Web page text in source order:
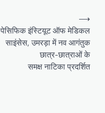
पेसिफिक इंस्टियूट ऑफ मेडिकल
साइंसेस, उमरड़ा में नव आगंतुक
छात्र-छात्राओं के
समक्ष नाटिका प्रदर्शित
⟶